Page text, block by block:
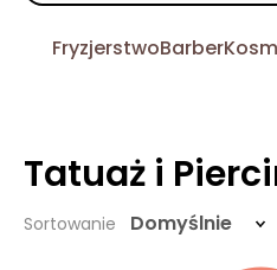
FryzjerstwoBarber
Tatuaż i
Sortowanie Domyślnie